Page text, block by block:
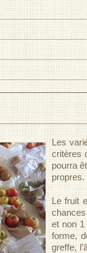
Les
critères
pourra
propres.
Le fruit
chances
et non
forme,
greffe,